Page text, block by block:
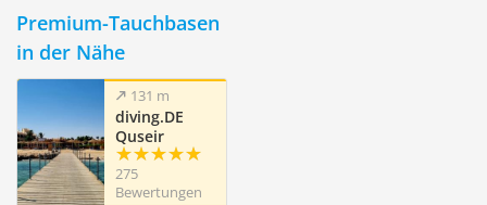
Premium-Tauchbasen
in der Nähe
131 m
diving.DE
Quseir
275
Bewertungen